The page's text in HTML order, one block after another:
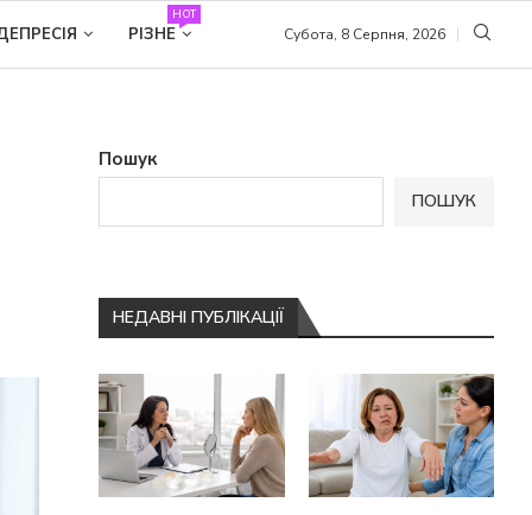
РІЗНЕ
HOT
Субота, 8 Серпня, 2026
Пошук
ПОШУК
НЕДАВНІ ПУБЛІКАЦІЇ